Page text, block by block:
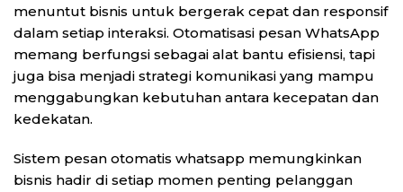
menuntut bisnis untuk bergerak cepat dan responsif
dalam setiap interaksi. Otomatisasi pesan WhatsApp
memang berfungsi sebagai alat bantu efisiensi, tapi
juga bisa menjadi strategi komunikasi yang mampu
menggabungkan kebutuhan antara kecepatan dan
kedekatan.
Sistem pesan otomatis whatsapp memungkinkan
bisnis hadir di setiap momen penting pelanggan